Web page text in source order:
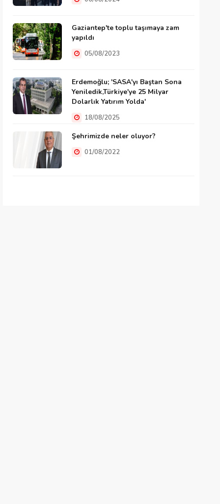
Gaziantep'te toplu taşımaya zam
yapıldı
05/08/2023
Erdemoğlu; 'SASA'yı Baştan Sona
Yeniledik,Türkiye'ye 25 Milyar
Dolarlık Yatırım Yolda'
18/08/2025
Şehrimizde neler oluyor?
01/08/2022